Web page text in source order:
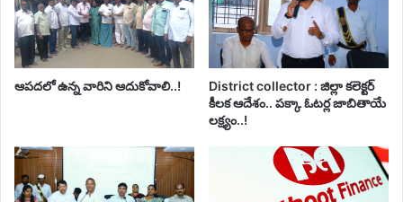
ఆపదలో ఉన్న వారిని ఆదుకోవాలి..!
District collector : జిల్లా కలెక్టర్
కీలక ఆదేశం.. పక్కా ఓటర్ల జాబితాయే
లక్ష్యం..!